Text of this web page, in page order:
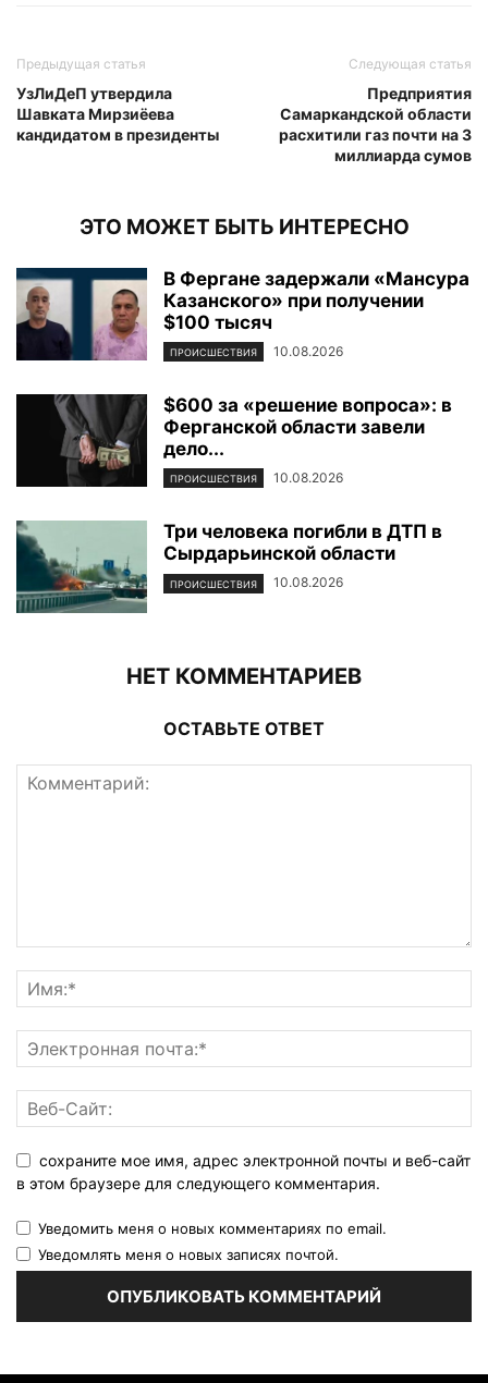
Предыдущая статья
УзЛиДеП утвердила
Шавката Мирзиёева
кандидатом в президенты
Следующая статья
Предприятия
Самаркандской области
расхитили газ почти на 3
миллиарда сумов
ЭТО МОЖЕТ БЫТЬ ИНТЕРЕСНО
В Фергане задержали «Мансура
Казанского» при получении
$100 тысяч
ПРОИСШЕСТВИЯ 10.08.2026
$600 за «решение вопроса»: в
Ферганской области завели
дело...
ПРОИСШЕСТВИЯ 10.08.2026
Три человека погибли в ДТП в
Сырдарьинской области
ПРОИСШЕСТВИЯ 10.08.2026
НЕТ КОММЕНТАРИЕВ
ОСТАВЬТЕ ОТВЕТ
сохраните мое имя, адрес электронной почты и веб-сайт
в этом браузере для следующего комментария.
Уведомить меня о новых комментариях по email.
Уведомлять меня о новых записях почтой.